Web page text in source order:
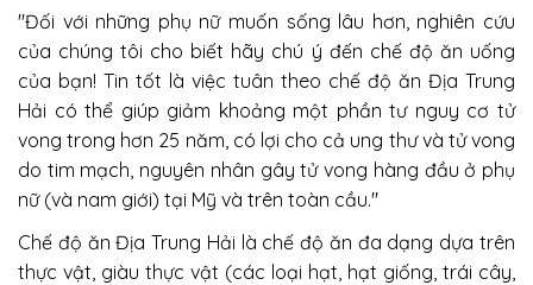
"Đối với những phụ nữ muốn sống lâu hơn, nghiên cứu
của chúng tôi cho biết hãy chú ý đến chế độ ăn uống
của bạn! Tin tốt là việc tuân theo chế độ ăn Địa Trung
Hải có thể giúp giảm khoảng một phần tư nguy cơ tử
vong trong hơn 25 năm, có lợi cho cả ung thư và tử vong
do tim mạch, nguyên nhân gây tử vong hàng đầu ở phụ
nữ (và nam giới) tại Mỹ và trên toàn cầu."
Chế độ ăn Địa Trung Hải là chế độ ăn đa dạng dựa trên
thực vật, giàu thực vật (các loại hạt, hạt giống, trái cây,